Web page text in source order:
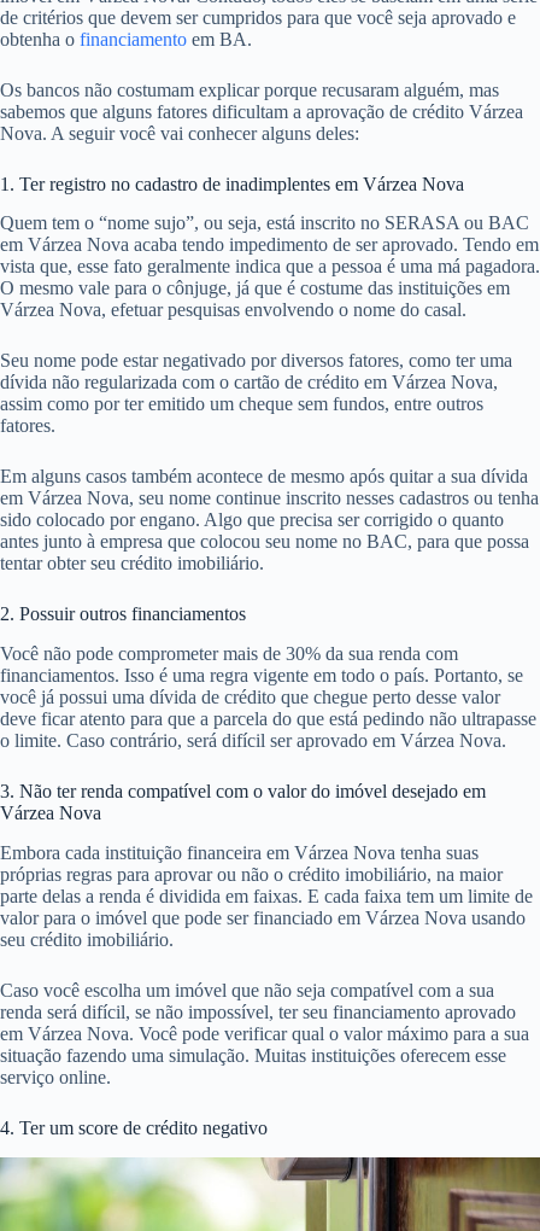
de critérios que devem ser cumpridos para que você seja aprovado e
obtenha o financiamento em BA.
Os bancos não costumam explicar porque recusaram alguém, mas
sabemos que alguns fatores dificultam a aprovação de crédito Várzea
Nova. A seguir você vai conhecer alguns deles:
1. Ter registro no cadastro de inadimplentes em Várzea Nova
Quem tem o “nome sujo”, ou seja, está inscrito no SERASA ou BAC
em Várzea Nova acaba tendo impedimento de ser aprovado. Tendo em
vista que, esse fato geralmente indica que a pessoa é uma má pagadora.
O mesmo vale para o cônjuge, já que é costume das instituições em
Várzea Nova, efetuar pesquisas envolvendo o nome do casal.
Seu nome pode estar negativado por diversos fatores, como ter uma
dívida não regularizada com o cartão de crédito em Várzea Nova,
assim como por ter emitido um cheque sem fundos, entre outros
fatores.
Em alguns casos também acontece de mesmo após quitar a sua dívida
em Várzea Nova, seu nome continue inscrito nesses cadastros ou tenha
sido colocado por engano. Algo que precisa ser corrigido o quanto
antes junto à empresa que colocou seu nome no BAC, para que possa
tentar obter seu crédito imobiliário.
2. Possuir outros financiamentos
Você não pode comprometer mais de 30% da sua renda com
financiamentos. Isso é uma regra vigente em todo o país. Portanto, se
você já possui uma dívida de crédito que chegue perto desse valor
deve ficar atento para que a parcela do que está pedindo não ultrapasse
o limite. Caso contrário, será difícil ser aprovado em Várzea Nova.
3. Não ter renda compatível com o valor do imóvel desejado em
Várzea Nova
Embora cada instituição financeira em Várzea Nova tenha suas
próprias regras para aprovar ou não o crédito imobiliário, na maior
parte delas a renda é dividida em faixas. E cada faixa tem um limite de
valor para o imóvel que pode ser financiado em Várzea Nova usando
seu crédito imobiliário.
Caso você escolha um imóvel que não seja compatível com a sua
renda será difícil, se não impossível, ter seu financiamento aprovado
em Várzea Nova. Você pode verificar qual o valor máximo para a sua
situação fazendo uma simulação. Muitas instituições oferecem esse
serviço online.
4. Ter um score de crédito negativo